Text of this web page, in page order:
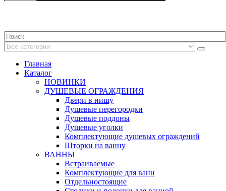
Главная
Каталог
НОВИНКИ
ДУШЕВЫЕ ОГРАЖДЕНИЯ
Двери в нишу
Душевые перегородки
Душевые поддоны
Душевые уголки
Комплектующие душевых ограждений
Шторки на ванну
ВАННЫ
Встраиваемые
Комплектующие для ванн
Отдельностоящие